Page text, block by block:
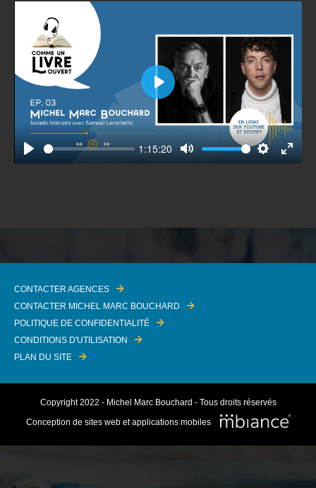
Play
1:15:20
Mute SettingsEnter
Play
CONTACTER AGENCES
CONTACTER MICHEL MARC BOUCHARD
POLITIQUE DE CONFIDENTIALITÉ
CONDITIONS D'UTILISATION
PLAN DU SITE
Copyright 2022 - Michel Marc Bouchard - Tous droits réservés
Conception de sites web et applications mobiles